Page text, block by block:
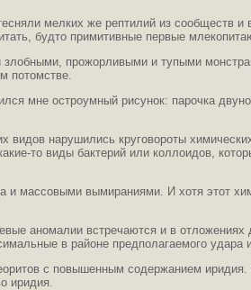
мелких же рептилий из сообществ
будто примитивные первые
прожорливыми и тупыми
потомстве.
мне остроумный рисунок: парочка
видов нарушились круговороты
то виды бактерий или коллоидов,
и массовыми вымираниями. И хотя этот
аномалии встречаются и в отложениях
в районе предполагаемого
с повышенным содержанием
иридия.